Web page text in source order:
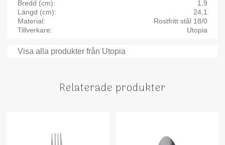
Bredd (cm)
1,9
Längd (cm)
24,1
Material
Rostfritt stål 18/0
Tillverkare
Utopia
Visa alla produkter från Utopia
Relaterade produkter